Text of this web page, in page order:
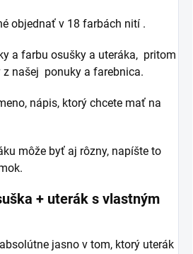
objednať v 18 farbách nití .
a farbu osušky a uteráka, pritom
našej ponuky a farebnica.
nápis, ktorý chcete mať na
môže byť aj rôzny, napíšte to
+ uterák s vlastným
jasno v tom, ktorý uterák